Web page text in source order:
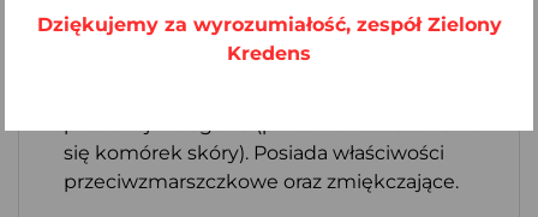
E). Działa na skórę nawilżająco,
natłuszczająco i zapobiega utracie wody. Koi
się komórek skóry). Posiada właściwości
przeciwzmarszczkowe oraz zmiękczające.
Dziękujemy za wyrozumiałość, zespół Zielony
Kredens